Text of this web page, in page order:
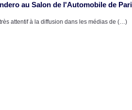
au Salon de l'Automobile de
attentif à la diffusion dans les médias de (…)